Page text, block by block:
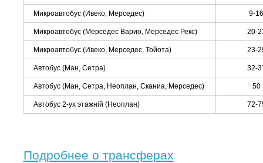
Микроавтобус (Ивеко, Мерседес) 9-16
Микроавтобус (Мерседес Варио, Мерседес Рекс) 20-
Микроавтобус (Ивеко, Мерседес, Тойота) 23-
Автобус (Ман, Сетра) 32-
Автобус (Ман, Сетра, Неоплан, Сканиа, Мерседес) 50
Автобус 2-ух этажній (Неоплан) 72-
Подробнее о трансферах